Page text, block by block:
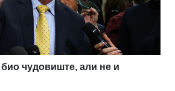
био чудовиште, али не и